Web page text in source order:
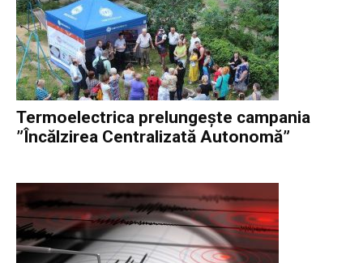
Termoelectrica prelungește campania
”Încălzirea Centralizată Autonomă”